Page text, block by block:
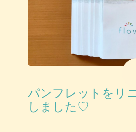
パンフレットをリ
しました♡